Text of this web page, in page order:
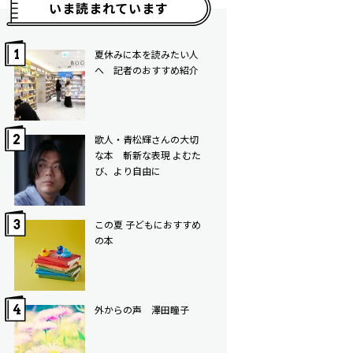
いま読まれています
夏休みに本を読みたい人
へ 記者のおすすめ紹介
歌人・青松輝さんの大切
な本 斬新な表現 よむた
び、より自由に
この夏 子どもにおすすめ
の本
外からの声 澤田瞳子